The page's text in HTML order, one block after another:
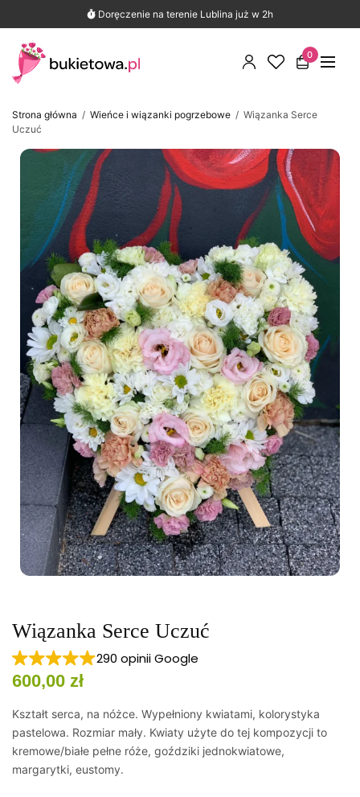
Znajdź nas na mapie i przeczytaj opinie
Doręczenie na terenie Lublina już w 2h
290 opinii Google
0
Strona główna / Wieńce i wiązanki pogrzebowe / Wiązanka Serce
Uczuć
Wiązanka Serce Uczuć
290 opinii Google
600,00zł
Kształt serca, na nóżce. Wypełniony kwiatami, kolorystyka
pastelowa. Rozmiar mały. Kwiaty użyte do tej kompozycji to
kremowe/białe pełne róże, goździki jednokwiatowe,
margarytki, eustomy.